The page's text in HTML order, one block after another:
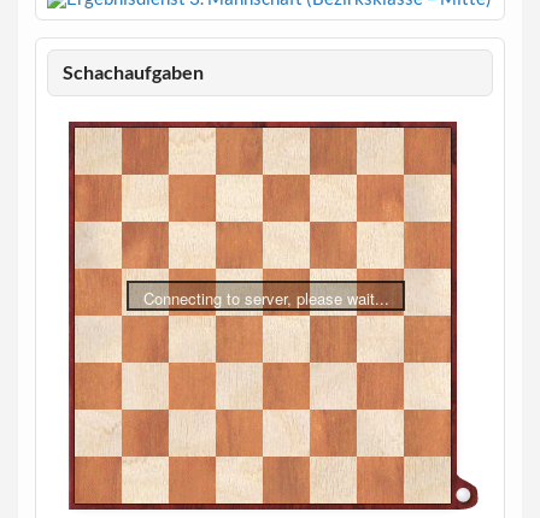
Schachaufgaben